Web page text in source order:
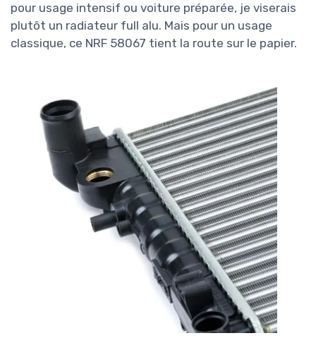
pour usage intensif ou voiture préparée, je viserais
plutôt un radiateur full alu. Mais pour un usage
classique, ce NRF 58067 tient la route sur le papier.